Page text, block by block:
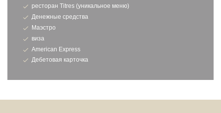
ресторан Titres (уникальное меню)
Денежные средства
Маэстро
виза
American Express
Дебетовая карточка